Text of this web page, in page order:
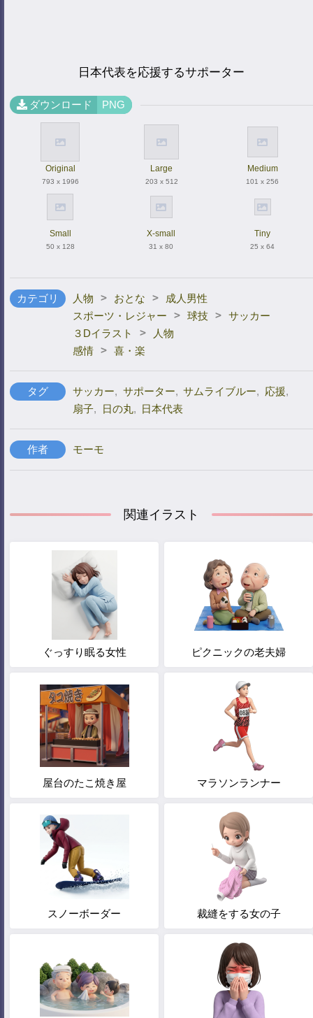
日本代表を応援するサポーター
ダウンロード PNG
Original
793 x 1996
Large
203 x 512
Medium
101 x 256
Small
50 x 128
X-small
31 x 80
Tiny
25 x 64
カテゴリ 人物 > おとな >
成人男性
スポーツ・レジャー
> 球技 > サッカー
３Dイラスト
>
人物
感情 > 喜・楽
タグ サッカー, サポーター, サムライブルー, 応援,
扇子, 日の丸, 日本代表
作者 モーモ
関連イラスト
ぐっすり眠る女性 ピクニックの老夫婦
屋台のたこ焼き屋 マラソンランナー
スノーボーダー 裁縫をする女の子